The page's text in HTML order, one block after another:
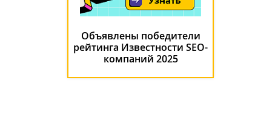
Объявлены победители
рейтинга Известности SEO-
компаний 2025